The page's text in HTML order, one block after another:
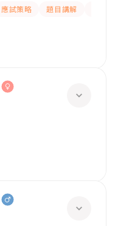
應試策略 題目講解